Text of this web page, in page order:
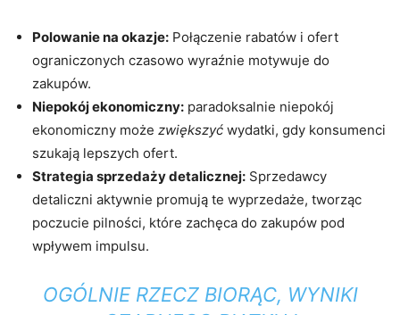
Polowanie na okazje: Połączenie rabatów i ofert
ograniczonych czasowo wyraźnie motywuje do
zakupów.
Niepokój ekonomiczny: paradoksalnie niepokój
ekonomiczny może zwiększyć wydatki, gdy konsumenci
szukają lepszych ofert.
Strategia sprzedaży detalicznej: Sprzedawcy
detaliczni aktywnie promują te wyprzedaże, tworząc
poczucie pilności, które zachęca do zakupów pod
wpływem impulsu.
OGÓLNIE RZECZ BIORĄC, WYNIKI